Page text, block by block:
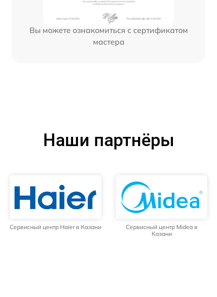
Вы можете ознакомиться с сертификатом
мастера
Наши партнёры
Сервисный центр Haier в Казани
Сервисный центр Midea в
Казани